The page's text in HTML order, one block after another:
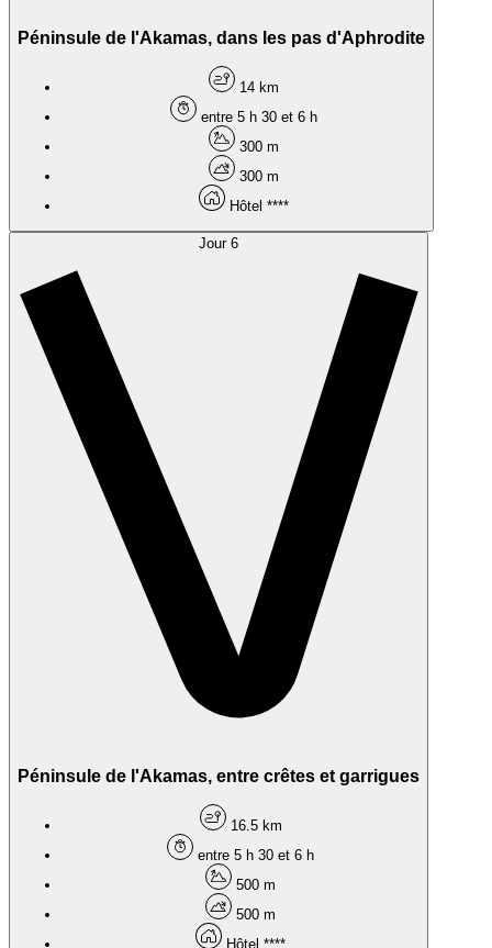
Péninsule de l'Akamas, dans les pas d'Aphrodite
14 km
entre 5 h 30 et 6 h
300 m
300 m
Hôtel ****
Jour 6
Péninsule de l'Akamas, entre crêtes et garrigues
16.5 km
entre 5 h 30 et 6 h
500 m
500 m
Hôtel ****